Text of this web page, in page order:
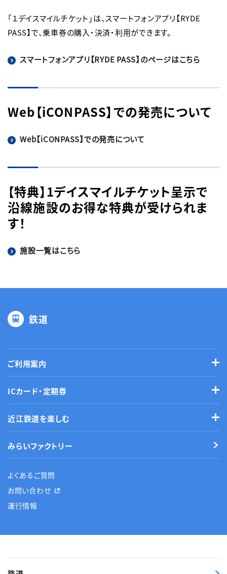
「１デイスマイルチケット」は、スマートフォンアプリ【RYDE
PASS】で、乗車券の購入・決済・利用ができます。
スマートフォンアプリ【RYDE PASS】のページはこちら
Web【iCONPASS】での発売について
Web【iCONPASS】での発売について
【特典】1デイスマイルチケット呈示で
沿線施設のお得な特典が受けられま
す！
施設一覧はこちら
鉄道
ご利用案内
ICカード・定期券
近江鉄道を楽しむ
みらいファクトリー
よくあるご質問
お問い合わせ
運行情報